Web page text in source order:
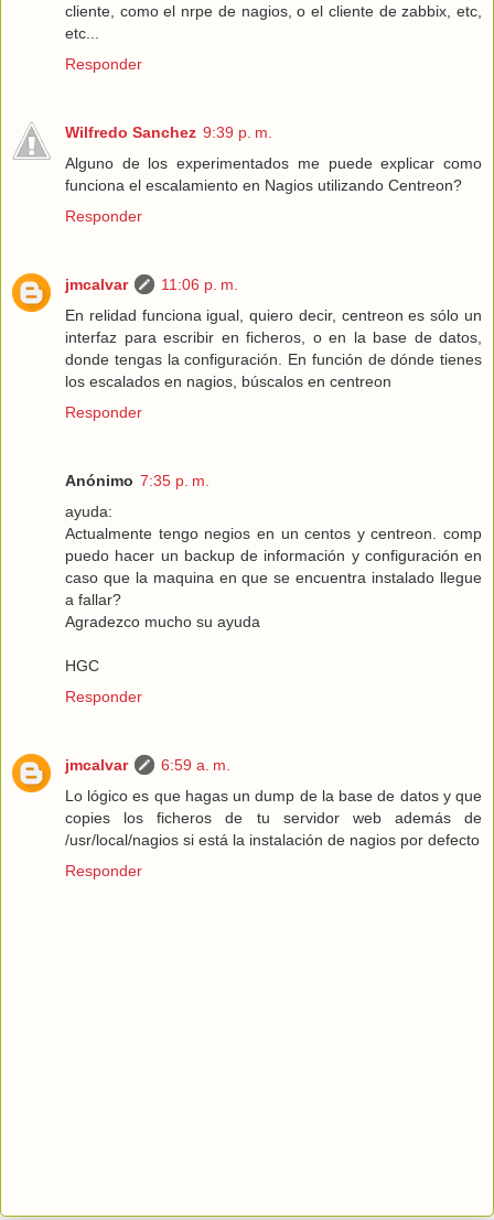
cliente, como el nrpe de nagios, o el cliente de zabbix, etc,
etc...
Responder
Wilfredo Sanchez 9:39 p. m.
Alguno de los experimentados me puede explicar como
funciona el escalamiento en Nagios utilizando Centreon?
Responder
jmcalvar
11:06 p. m.
En relidad funciona igual, quiero decir, centreon es sólo un
interfaz para escribir en ficheros, o en la base de datos,
donde tengas la configuración. En función de dónde tienes
los escalados en nagios, búscalos en centreon
Responder
Anónimo 7:35 p. m.
ayuda:
Actualmente tengo negios en un centos y centreon. comp
puedo hacer un backup de información y configuración en
caso que la maquina en que se encuentra instalado llegue
a fallar?
Agradezco mucho su ayuda
HGC
Responder
jmcalvar
6:59 a. m.
Lo lógico es que hagas un dump de la base de datos y que
copies los ficheros de tu servidor web además de
/usr/local/nagios si está la instalación de nagios por defecto
Responder